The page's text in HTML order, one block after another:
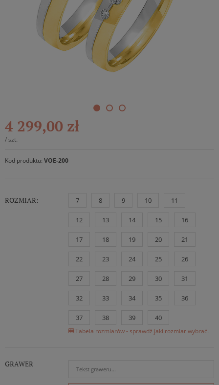
4 299,00 zł
/ szt.
Kod produktu: VOE-200
ROZMIAR: 7 8 9 10 11
12 13 14 15 16
17 18 19 20 21
22 23 24 25 26
27 28 29 30 31
32 33 34 35 36
37 38 39 40
Tabela rozmiarów - sprawdź jaki rozmiar wybrać.
GRAWER